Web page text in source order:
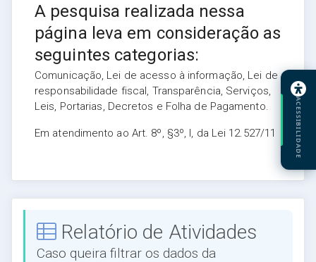
A pesquisa realizada nessa
página leva em consideração as
seguintes categorias:
Comunicação, Lei de acesso à informação, Lei de
responsabilidade fiscal, Transparência, Serviços,
Leis, Portarias, Decretos e Folha de Pagamento.
Em atendimento ao Art. 8º, §3º, I, da Lei 12.527/11
Relatório de Atividades
Caso queira filtrar os dados da
ACESSIBILIDADE